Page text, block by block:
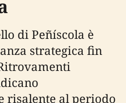
di Peñíscola è
strategica fin
risalente al periodo